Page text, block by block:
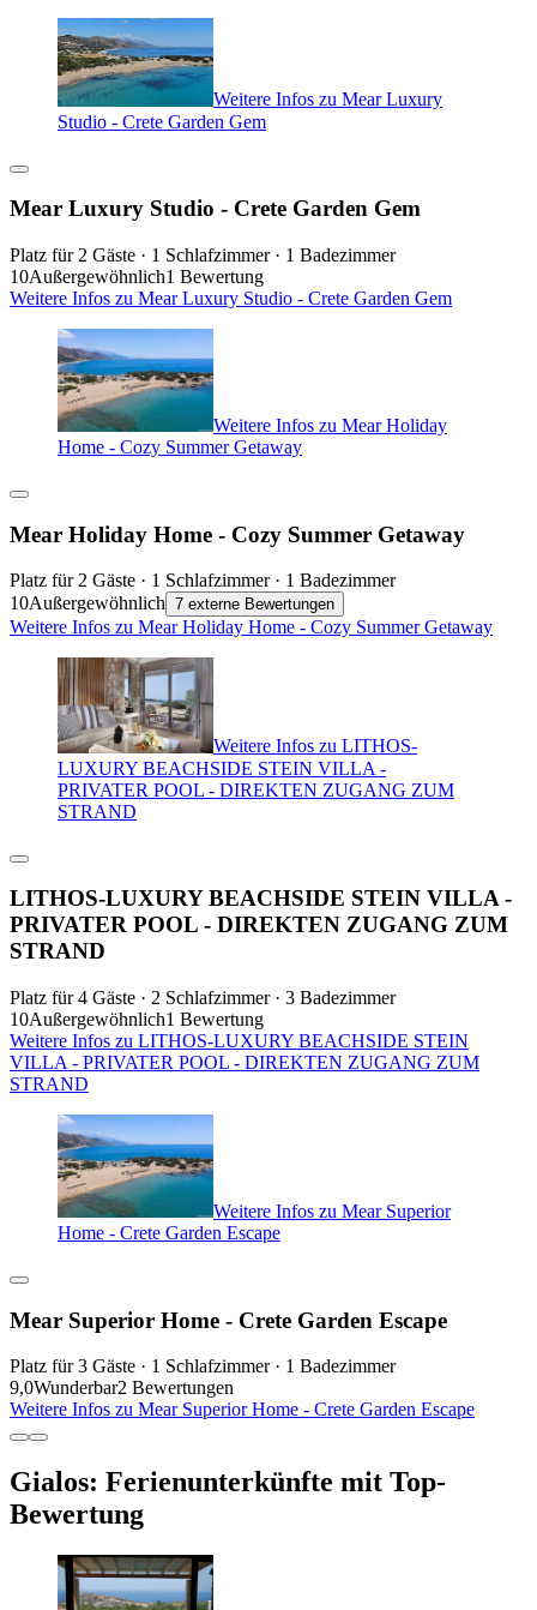
Weitere Infos zu Mear Luxury
Studio - Crete Garden Gem
Mear Luxury Studio - Crete Garden Gem
Platz für 2 Gäste · 1 Schlafzimmer · 1 Badezimmer
10Außergewöhnlich1 Bewertung
Weitere Infos zu Mear Luxury Studio - Crete Garden Gem
Weitere Infos zu Mear Holiday
Home - Cozy Summer Getaway
Mear Holiday Home - Cozy Summer Getaway
Platz für 2 Gäste · 1 Schlafzimmer · 1 Badezimmer
10Außergewöhnlich 7 externe Bewertungen
Weitere Infos zu Mear Holiday Home - Cozy Summer Getaway
Weitere Infos zu LITHOS-
LUXURY BEACHSIDE STEIN VILLA -
PRIVATER POOL - DIREKTEN ZUGANG ZUM
STRAND
LITHOS-LUXURY BEACHSIDE STEIN VILLA -
PRIVATER POOL - DIREKTEN ZUGANG ZUM
STRAND
Platz für 4 Gäste · 2 Schlafzimmer · 3 Badezimmer
10Außergewöhnlich1 Bewertung
Weitere Infos zu LITHOS-LUXURY BEACHSIDE STEIN
VILLA - PRIVATER POOL - DIREKTEN ZUGANG ZUM
STRAND
Weitere Infos zu Mear Superior
Home - Crete Garden Escape
Mear Superior Home - Crete Garden Escape
Platz für 3 Gäste · 1 Schlafzimmer · 1 Badezimmer
9,0Wunderbar2 Bewertungen
Weitere Infos zu Mear Superior Home - Crete Garden Escape
Gialos: Ferienunterkünfte mit Top-
Bewertung